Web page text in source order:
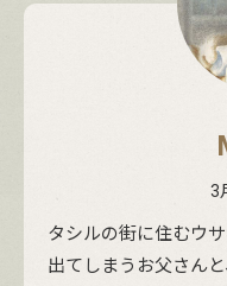
3
タシルの街に住むウ
出てしまうお父さん